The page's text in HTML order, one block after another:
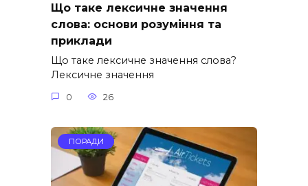
Що таке лексичне значення
слова: основи розуміння та
приклади
Що таке лексичне значення слова?
Лексичне значення
0 26
ПОРАДИ